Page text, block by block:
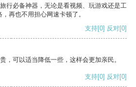
行必备神器，无论是看视频、玩游戏还是工
再也不用担心网速卡顿了。
支持[0] 反对[0]
，可以适当降低一些，这样会更加亲民。
支持[0] 反对[0]